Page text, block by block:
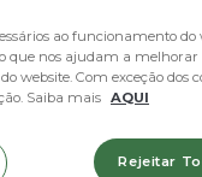
Azul
11,55€
ao funcionamento do
que nos ajudam a
website. Com exceção dos
Saiba mais AQUI
Rejeitar